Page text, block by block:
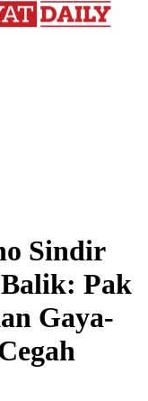
Sindir
Pak
Gaya-